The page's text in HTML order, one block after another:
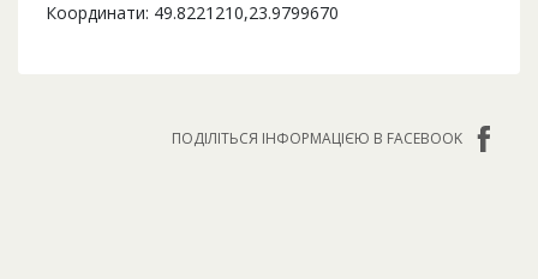
Координати: 49.8221210,23.9799670
ПОДІЛІТЬСЯ ІНФОРМАЦІЄЮ В FACEBOOK